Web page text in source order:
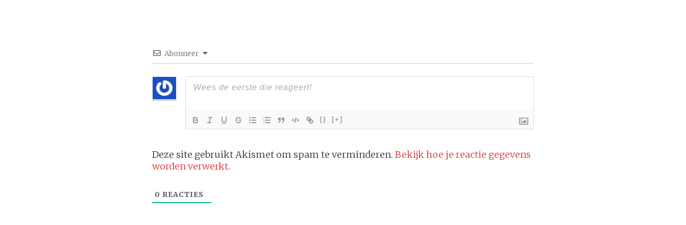
Abonneer
{} [+]
Deze site gebruikt Akismet om spam te verminderen. Bekijk hoe je reactie gegevens
worden verwerkt.
0 REACTIES